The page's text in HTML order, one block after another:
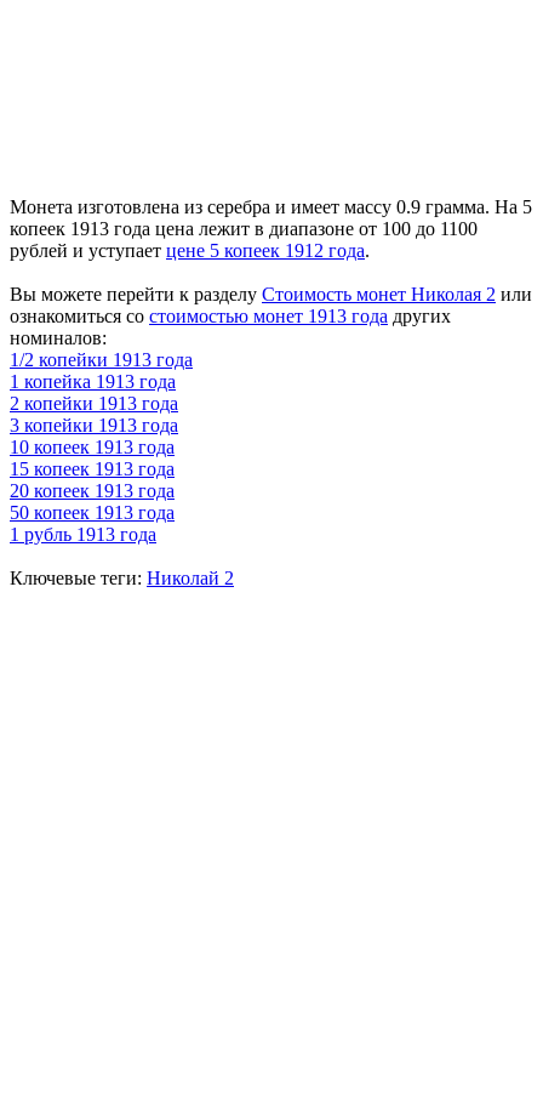
Монета изготовлена из серебра и имеет массу 0.9 грамма. На 5
копеек 1913 года цена лежит в диапазоне от 100 до 1100
рублей и уступает цене 5 копеек 1912 года.
Вы можете перейти к разделу Стоимость монет Николая 2 или
ознакомиться со стоимостью монет 1913 года других
номиналов:
1/2 копейки 1913 года
1 копейка 1913 года
2 копейки 1913 года
3 копейки 1913 года
10 копеек 1913 года
15 копеек 1913 года
20 копеек 1913 года
50 копеек 1913 года
1 рубль 1913 года
Ключевые теги: Николай 2